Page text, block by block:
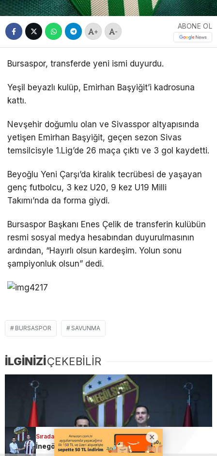
Sıradaki Haber
Trabzon’da Muhammed Salah çılgınlığı!
+ -
ABONE OL
Bursaspor, transferde yeni ismi duyurdu.
Yeşil beyazlı kulüp, Emirhan Başyiğit’i kadrosuna
kattı.
Nevşehir doğumlu olan ve Sivasspor altyapısında
yetişen Emirhan Başyiğit, geçen sezon Sivas
temsilcisyle 1.Lig’de 26 maça çıktı ve 3 gol kaydetti.
Beyoğlu Yeni Çarşı’da kiralık tecrübesi de yaşayan
genç futbolcu, 3 kez U20, 9 kez U19 Milli
Takımı’nda da forma giydi.
Bursaspor Başkanı Enes Çelik de transferin kulübün
resmi sosyal medya hesabından duyurulmasının
ardından, “Hayırlı olsun kardeşim. Yolun sonu
şampiyonluk olsun” dedi.
BURSASPOR SAVUNMA
İLGİNİZİÇEKEBİLİR
Sıradaki Haber
İnegölspor kaleyi sağlama aldı!